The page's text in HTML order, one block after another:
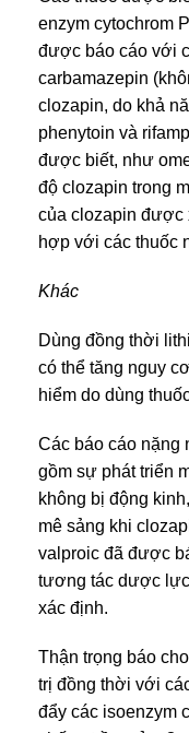
enzym cytochrom
được báo cáo với
carbamazepin
clozapin, do khả
phenytoin và
được biết, như
độ clozapin trong
của clozapin được
hợp với các thuốc
Khác
Dùng đồng thời
có thể tăng nguy
hiểm do dùng
Các báo cáo nặng
gồm sự phát triển
không bị động
mê sảng khi
valproic đã được
tương tác dược
xác định.
Thận trọng báo
trị đồng thời với
đẩy các isoenzym